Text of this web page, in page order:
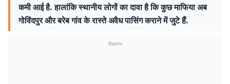
कमी आई है. हालांकि स्थानीय लोगों का दावा है कि कुछ माफिया अब
गोविंदपुर और बरेब गांव के रास्ते अवैध पासिंग कराने में जुटे हैं.
विज्ञापन